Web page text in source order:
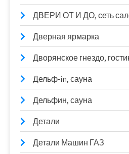
ДВЕРИ ОТ И ДО, сеть
Дверная ярмарка
Дворянское гнездо,
Дельф-in, сауна
Дельфин, сауна
Детали
Детали Машин ГАЗ